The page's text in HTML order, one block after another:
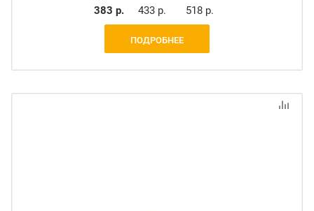
383 р. 433 р. 518 р.
ПОДРОБНЕЕ